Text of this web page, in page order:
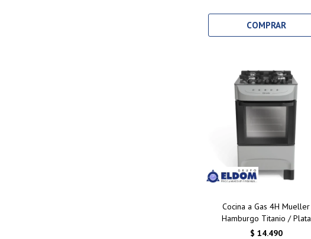
Cocina a Gas 4H Mueller
Hamburgo Titanio / Plata
$ 14.490